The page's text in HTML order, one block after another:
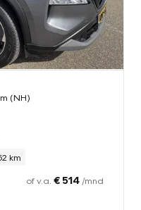
(NH)
km
of v.a. € 514 /mnd